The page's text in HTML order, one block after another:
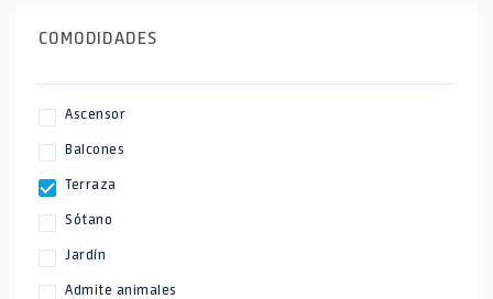
COMODIDADES
Ascensor
Balcones
Terraza
Sótano
Jardín
Admite animales